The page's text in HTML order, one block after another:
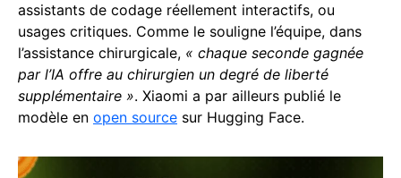
assistants de codage réellement interactifs, ou
usages critiques. Comme le souligne l’équipe, dans
l’assistance chirurgicale, « chaque seconde gagnée
par l’IA offre au chirurgien un degré de liberté
supplémentaire ». Xiaomi a par ailleurs publié le
modèle en open source sur Hugging Face.